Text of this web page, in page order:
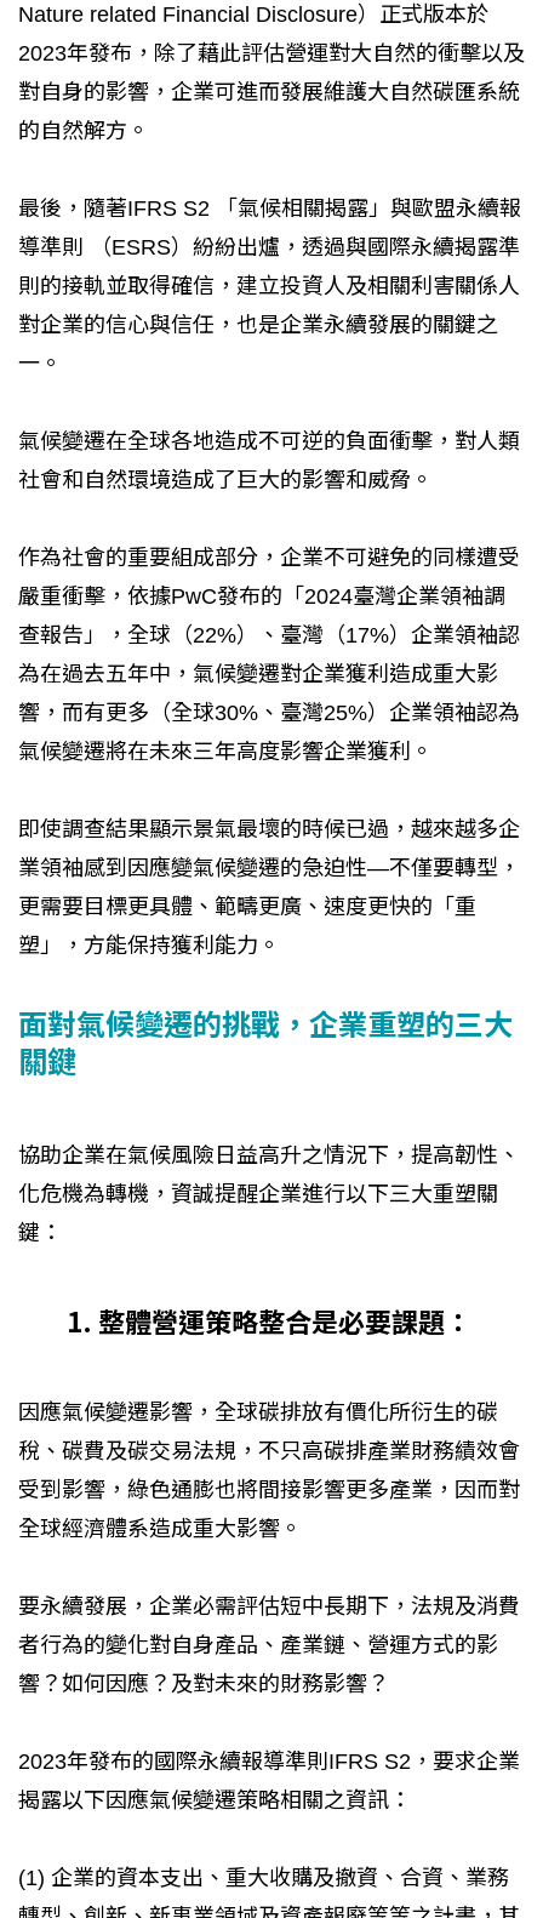
Nature related Financial Disclosure）正式版本於
2023年發布，除了藉此評估營運對大自然的衝擊以及
對自身的影響，企業可進而發展維護大自然碳匯系統
的自然解方。
最後，隨著IFRS S2 「氣候相關揭露」與歐盟永續報
導準則 （ESRS）紛紛出爐，透過與國際永續揭露準
則的接軌並取得確信，建立投資人及相關利害關係人
對企業的信心與信任，也是企業永續發展的關鍵之
一。
氣候變遷在全球各地造成不可逆的負面衝擊，對人類
社會和自然環境造成了巨大的影響和威脅。
作為社會的重要組成部分，企業不可避免的同樣遭受
嚴重衝擊，依據PwC發布的「2024臺灣企業領袖調
查報告」，全球（22%）、臺灣（17%）企業領袖認
為在過去五年中，氣候變遷對企業獲利造成重大影
響，而有更多（全球30%、臺灣25%）企業領袖認為
氣候變遷將在未來三年高度影響企業獲利。
即使調查結果顯示景氣最壞的時候已過，越來越多企
業領袖感到因應變氣候變遷的急迫性—不僅要轉型，
更需要目標更具體、範疇更廣、速度更快的「重
塑」，方能保持獲利能力。
面對氣候變遷的挑戰，企業重塑的三大
關鍵
協助企業在氣候風險日益高升之情況下，提高韌性、
化危機為轉機，資誠提醒企業進行以下三大重塑關
鍵：
1. 整體營運策略整合是必要課題：
因應氣候變遷影響，全球碳排放有價化所衍生的碳
稅、碳費及碳交易法規，不只高碳排產業財務績效會
受到影響，綠色通膨也將間接影響更多產業，因而對
全球經濟體系造成重大影響。
要永續發展，企業必需評估短中長期下，法規及消費
者行為的變化對自身產品、產業鏈、營運方式的影
響？如何因應？及對未來的財務影響？
2023年發布的國際永續報導準則IFRS S2，要求企業
揭露以下因應氣候變遷策略相關之資訊：
(1) 企業的資本支出、重大收購及撤資、合資、業務